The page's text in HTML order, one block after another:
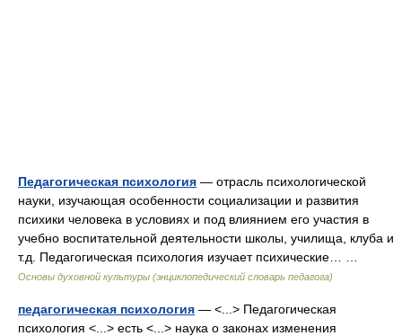
Педагогическая психология — отрасль психологической
науки, изучающая особенности социализации и развития
психики человека в условиях и под влиянием его участия в
учебно воспитательной деятельности школы, училища, клуба и
т.д. Педагогическая психология изучает психические… …
Основы духовной культуры (энциклопедический словарь педагога)
педагогическая психология — <...> Педагогическая
психология <...> есть <...> наука о законах изменения